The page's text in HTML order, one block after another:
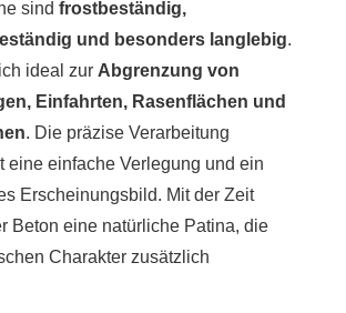
sind frostbeständig,
und besonders langlebig.
ideal zur Abgrenzung von
Einfahrten, Rasenflächen und
. Die präzise Verarbeitung
eine einfache Verlegung und ein
Erscheinungsbild. Mit der Zeit
Beton eine natürliche Patina, die
Charakter zusätzlich